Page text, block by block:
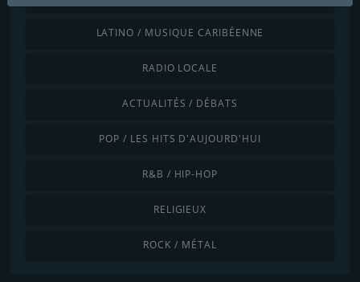
LATINO / MUSIQUE CARIBÉENNE
RADIO LOCALE
ACTUALITÉS / DÉBATS
POP / LES HITS D'AUJOURD'HUI
R&B / HIP-HOP
RELIGIEUX
ROCK / MÉTAL